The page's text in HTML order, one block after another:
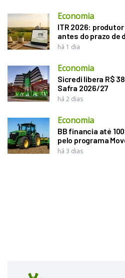
Economia
ITR 2026:
antes do prazo de
há 1 dia
Economia
Sicredi libera R$
Safra 2026/27
há 2 dias
Economia
BB financia até
pelo programa
há 3 dias